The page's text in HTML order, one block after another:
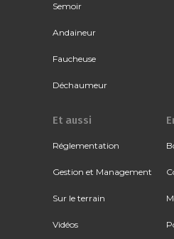
Semoir
Andaineur
Faucheuse
Déchaumeur
Et aussi
Réglementation
Gestion et Management
Sur le terrain
Vidéos